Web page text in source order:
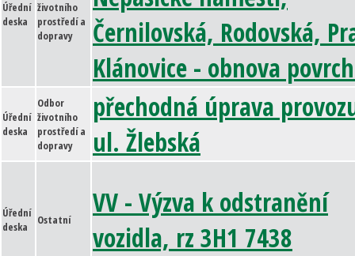
Úřední
deska
životního
prostředí a
dopravy
Černilovská, Rodovská,
Klánovice - obnova
Úřední
deska
Odbor
životního
prostředí a
dopravy
přechodná úprava
ul. Žlebská
Úřední
deska
Ostatní
VV - Výzva k odstranění
vozidla, rz 3H1 7438